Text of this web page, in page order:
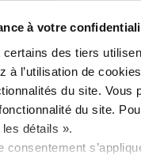
à votre
des tiers
à l’utilisation de
du site. Vous
du site.
détails ».
PARTNERS
Partners